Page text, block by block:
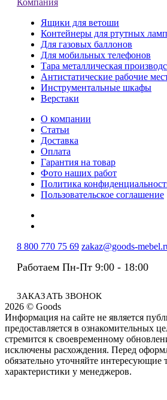
Ящики для ветоши
Контейнеры для ртутных ламп
Для газовых баллонов
Для мобильных телефонов
Тара металлическая
Антистатические рабочие
Инструментальные шкафы
Верстаки
О компании
Статьи
Доставка
Оплата
Гарантия на товар
Фото наших работ
Политика
Пользовательское соглашение
8 800 770 75 69 zakaz@goods-
Работаем Пн-Пт 9:00 - 18:00
ЗАКАЗАТЬ ЗВОНОК
2026 © Goods
Информация на сайте не является
предоставляется в ознакомительных
стремится к своевременному
исключены расхождения. Перед
обязательно уточняйте интересующие
характеристики у менеджеров.